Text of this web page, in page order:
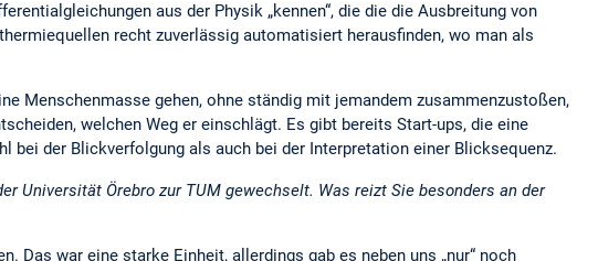
aus der Physik „kennen“, die die die Ausbreitung von
recht zuverlässig automatisiert herausfinden, wo man als
Menschenmasse gehen, ohne ständig mit jemandem zusammenzustoßen,
welchen Weg er einschlägt. Es gibt bereits Start-ups, die eine
der Blickverfolgung als auch bei der Interpretation einer Blicksequenz.
Universität Örebro zur TUM gewechselt. Was reizt Sie besonders an der
Das war eine starke Einheit, allerdings gab es neben uns „nur“ noch